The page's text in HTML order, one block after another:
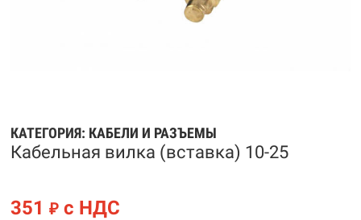
КАТЕГОРИЯ: КАБЕЛИ И РАЗЪЕМЫ
Кабельная вилка (вставка) 10-25
351 ₽ с НДС